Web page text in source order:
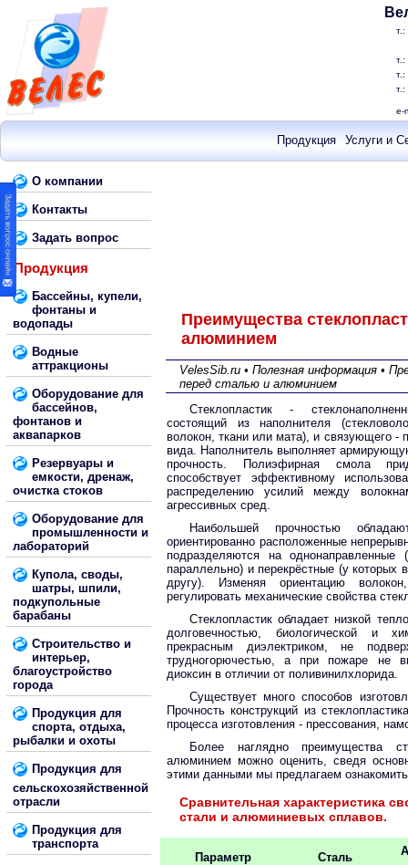
т.:
т.:
т.:
т.:
e-
Продукция Услуги и
О компании
Контакты
Задать вопрос
Продукция
Бассейны, купели,
фонтаны и
водопады
Водные
аттракционы
Оборудование для
бассейнов,
фонтанов и
аквапарков
Резервуары и
емкости, дренаж,
очистка стоков
Оборудование для
промышленности и
лабораторий
Купола, своды,
шатры, шпили,
подкупольные
барабаны
Строительство и
интерьер,
благоустройство
города
Продукция для
спорта, отдыха,
рыбалки и охоты
Продукция для
сельскохозяйственной
отрасли
Продукция для
транспорта
Преимущества
алюминием
VelesSib.ru • Полезная информация •
перед сталью и алюминием
Стеклопластик -
состоящий из наполнителя
волокон, ткани или мата), и связующего -
вида. Наполнитель выполняет
прочность. Полиэфирная смола
способствует эффективному
распределению усилий между
агрессивных сред.
Наибольшей прочностью
ориентированно расположенные
подразделяются на однонаправленные
параллельно) и перекрёстные (у которых
другу). Изменяя ориентацию
регулировать механические свойства
Стеклопластик обладает низкой
долговечностью, биологической и
прекрасным диэлектриком, не
трудногорючестью, а при пожаре не
диоксин в отличии от поливинилхлорида.
Существует много способов
Прочность конструкций из
процесса изготовления - прессования,
Более наглядно преимущества
алюминием можно оценить, сведя
этими данными мы предлагаем
Сравнительная характеристика
стали и алюминиевых сплавов.
Параметр Сталь